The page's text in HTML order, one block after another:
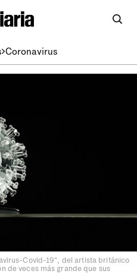
Coronavirus
Covid-19", del artista británico
de veces más grande que sus